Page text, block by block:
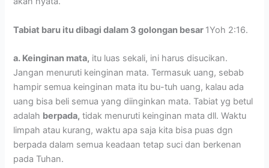
Tabiat baru itu dibagi dalam 3 golongan besar 1Yoh 2:16.
a. Keinginan mata, itu luas sekali, ini harus disucikan.
Jangan menuruti keinginan mata. Termasuk uang, sebab
hampir semua keinginan mata itu bu-tuh uang, kalau ada
uang bisa beli semua yang diinginkan mata. Tabiat yg betul
adalah berpada, tidak menuruti keinginan mata dll. Waktu
limpah atau kurang, waktu apa saja kita bisa puas dgn
berpada dalam semua keadaan tetap suci dan berkenan
pada Tuhan.